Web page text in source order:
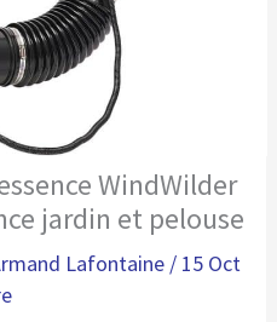
WindWilder
jardin et pelouse
Lafontaine / 15 Oct